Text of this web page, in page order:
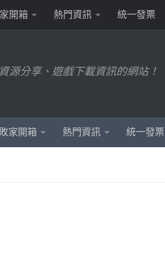
開箱 熱門資訊 統一發票
源分享、遊戲下載資訊的網站！
敗家開箱 熱門資訊 統一發票